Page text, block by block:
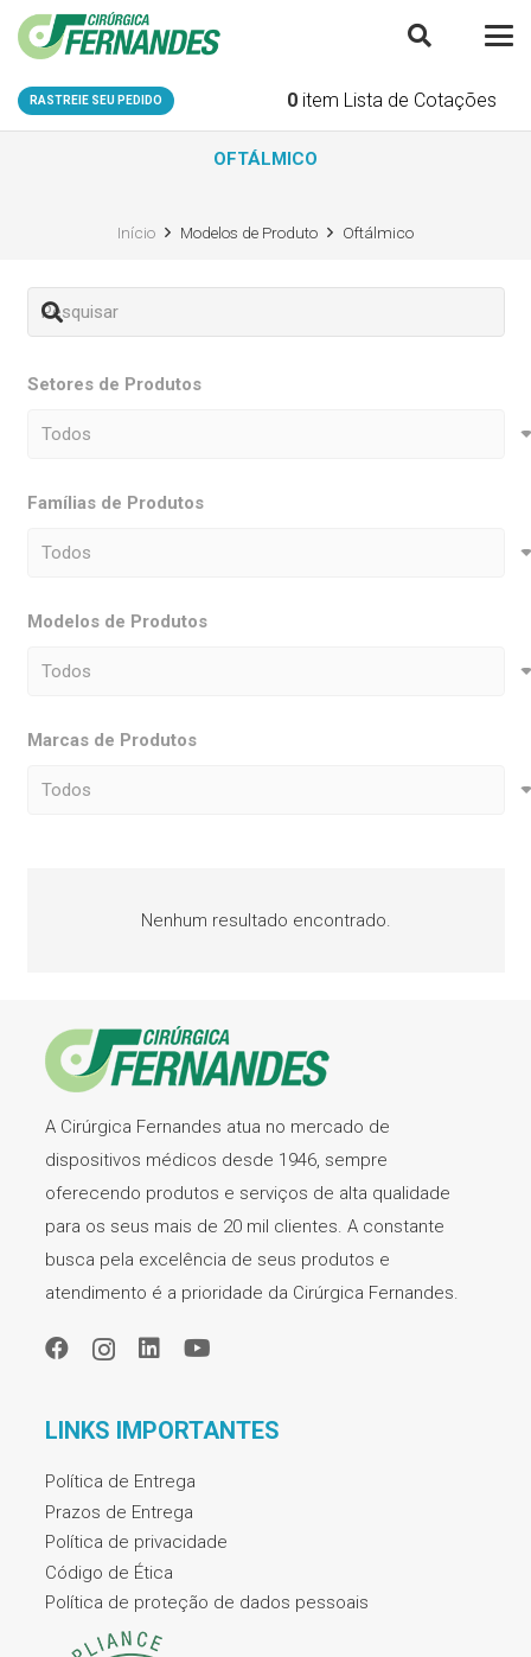
RASTREIE SEU PEDIDO 0 item Lista de Cotações
OFTÁLMICO
Início Modelos de Produto Oftálmico
Setores de Produtos
Famílias de Produtos
Modelos de Produtos
Marcas de Produtos
Nenhum resultado encontrado.
A Cirúrgica Fernandes atua no mercado de
dispositivos médicos desde 1946, sempre
oferecendo produtos e serviços de alta qualidade
para os seus mais de 20 mil clientes. A constante
busca pela excelência de seus produtos e
atendimento é a prioridade da Cirúrgica Fernandes.
LINKS IMPORTANTES
Política de Entrega
Prazos de Entrega
Política de privacidade
Código de Ética
Política de proteção de dados pessoais